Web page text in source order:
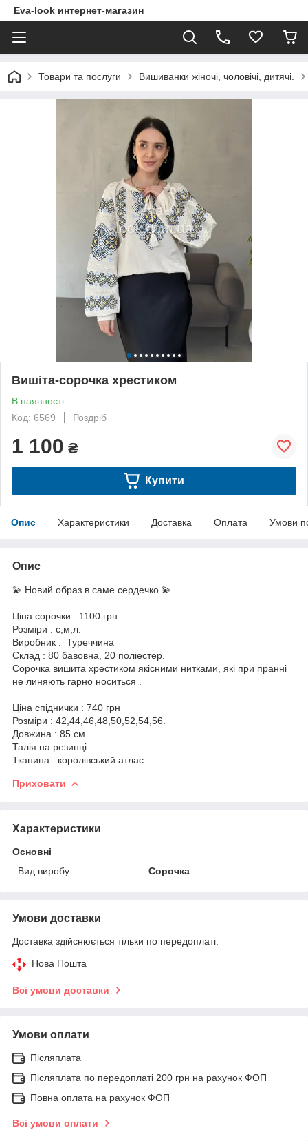
Eva-look интернет-магазин
Товари та послуги Вишиванки жіночі, чоловічі, дитячі.
Вишіта-сорочка хрестиком
В наявності
Код: 6569
Роздріб
1 100 ₴
Купити
Опис Характеристики Доставка Оплата Умови
Опис
💫 Новий образ в саме сердечко 💫
Ціна сорочки : 1100 грн
Розміри : с,м,л.
Виробник : Туреччина
Склад : 80 бавовна, 20 поліестер.
Сорочка вишита хрестиком якісними нитками, які при пранні
не линяють гарно носиться .
Ціна спіднички : 740 грн
Розміри : 42,44,46,48,50,52,54,56.
Довжина : 85 см
Талія на резинці.
Тканина : королівський атлас.
Приховати
Характеристики
Основні
Вид виробу
Сорочка
Умови доставки
Доставка здійснюється тільки по передоплаті.
Нова Пошта
Всі умови доставки
Умови оплати
Післяплата
Післяплата по передоплаті 200 грн на рахунок ФОП
Повна оплата на рахунок ФОП
Всі умови оплати